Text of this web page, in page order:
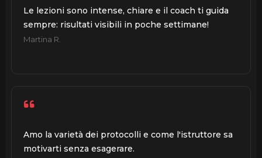
Le lezioni sono intense, chiare e il coach ti guida
sempre: risultati visibili in poche settimane!
Martina R.
Amo la varietà dei protocolli e come l'istruttore sa
motivarti senza esagerare.